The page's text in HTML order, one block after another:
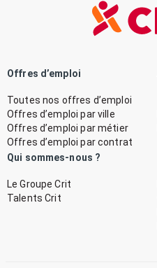
Offres d’emploi
Toutes nos offres d’emploi
Offres d’emploi par ville
Offres d’emploi par métier
Offres d’emploi par contrat
Qui sommes-nous ?
Le Groupe Crit
Talents Crit